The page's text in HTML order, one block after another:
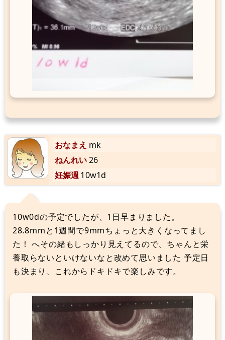
おなまえ mk
ねんれい26
妊娠週10w1d
10w0dの予定でしたが、1日早まりました。
28.8mmと1週間で9mmちょっと大きくなってまし
た！ へその緒もしっかり見えてるので、ちゃんと栄
養取らないといけないなと改めて思いました 予定日
も決まり、これからドキドキで楽しみです。